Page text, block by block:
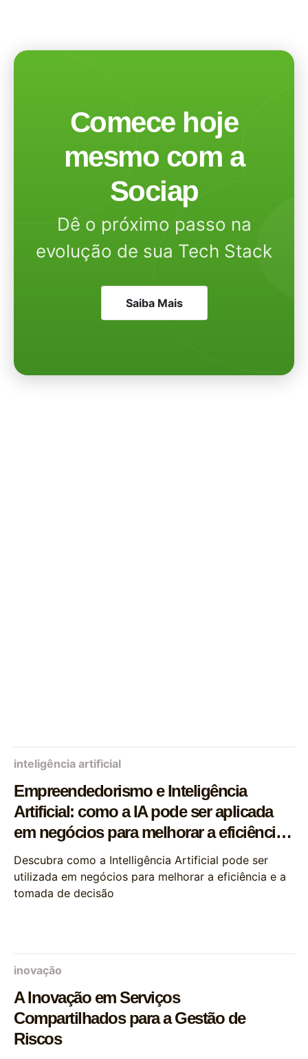
Comece hoje
mesmo com a
Sociap
Dê o próximo passo na
evolução de sua Tech Stack
Saiba Mais
inteligência artificial
Empreendedorismo e Inteligência
Artificial: como a IA pode ser aplicada
em negócios para melhorar a eficiência
e a tomada de decisão
Descubra como a Intelligência Artificial pode ser
utilizada em negócios para melhorar a eficiência e a
tomada de decisão
inovação
A Inovação em Serviços
Compartilhados para a Gestão de
Riscos